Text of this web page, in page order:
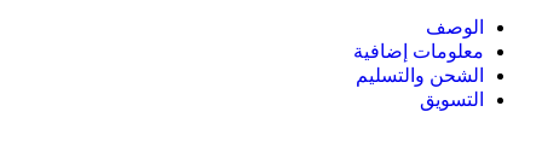
الوصف
معلومات إضافية
الشحن والتسليم
التسويق